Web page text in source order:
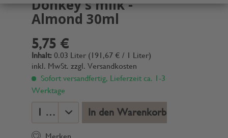
Donkey's milk -
Almond 30ml
5,75 €
Inhalt: 0.03 Liter (191,67 € / 1 Liter)
inkl. MwSt. zzgl. Versandkosten
Sofort versandfertig, Lieferzeit ca. 1-3
Werktage
In den Warenkorb